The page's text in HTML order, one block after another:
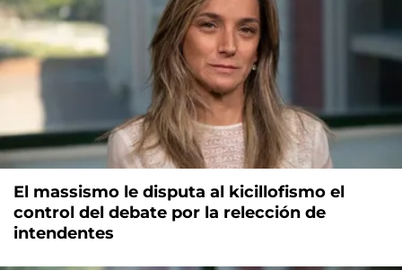
El massismo le disputa al kicillofismo el
control del debate por la relección de
intendentes